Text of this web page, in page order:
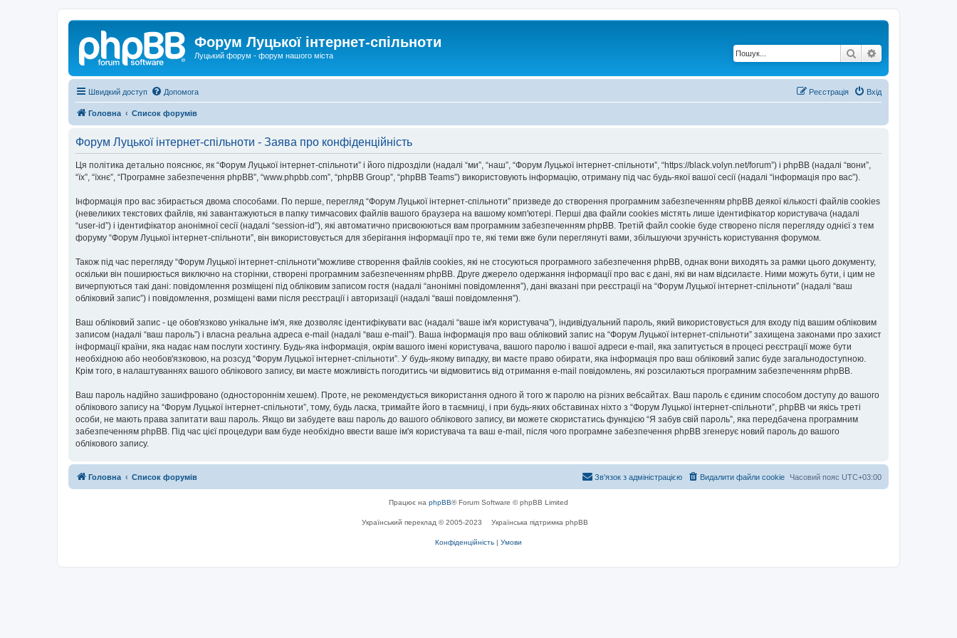
Форум Луцької інтернет-спільноти
Луцький форум - форум нашого міста Пошук
Швидкий доступ Допомога Вхід
Реєстрація
Головна Список форумів
Форум Луцької інтернет-спільноти - Заява про конфіденційність
Ця політика детально пояснює, як “Форум Луцької інтернет-спільноти” і його підрозділи (надалі “ми”, “наш”, “Форум Луцької інтернет-спільноти”, “https://black.volyn.net/forum”) і phpBB (надалі “вони”,
“їх”, “їхнє”, “Програмне забезпечення phpBB”, “www.phpbb.com”, “phpBB Group”, “phpBB Teams”) використовують інформацію, отриману під час будь-якої вашої сесії (надалі “інформація про вас”).
Інформація про вас збирається двома способами. По перше, перегляд “Форум Луцької інтернет-спільноти” призведе до створення програмним забезпеченням phpBB деякої кількості файлів cookies
(невеликих текстових файлів, які завантажуються в папку тимчасових файлів вашого браузера на вашому комп'ютері. Перші два файли cookies містять лише ідентифікатор користувача (надалі
“user-id”) і ідентифікатор анонімної сесії (надалі “session-id”), які автоматично присвоюються вам програмним забезпеченням phpBB. Третій файл cookie буде створено після перегляду однієї з тем
форуму “Форум Луцької інтернет-спільноти”, він використовується для зберігання інформації про те, які теми вже були переглянуті вами, збільшуючи зручність користування форумом.
Також під час перегляду “Форум Луцької інтернет-спільноти”можливе створення файлів cookies, які не стосуються програмного забезпечення phpBB, однак вони виходять за рамки цього документу,
оскільки він поширюється виключно на сторінки, створені програмним забезпеченням phpBB. Друге джерело одержання інформації про вас є дані, які ви нам відсилаєте. Ними можуть бути, і цим не
вичерпуються такі дані: повідомлення розміщені під обліковим записом гостя (надалі “анонімні повідомлення”), дані вказані при реєстрації на “Форум Луцької інтернет-спільноти” (надалі “ваш
обліковий запис”) і повідомлення, розміщені вами після реєстрації і авторизації (надалі “ваші повідомлення”).
Ваш обліковий запис - це обов'язково унікальне ім'я, яке дозволяє ідентифікувати вас (надалі “ваше ім'я користувача”), індивідуальний пароль, який використовується для входу під вашим обліковим
записом (надалі “ваш пароль”) і власна реальна адреса e-mail (надалі “ваш e-mail”). Ваша інформація про ваш обліковий запис на “Форум Луцької інтернет-спільноти” захищена законами про захист
інформації країни, яка надає нам послуги хостингу. Будь-яка інформація, окрім вашого імені користувача, вашого паролю і вашої адреси e-mail, яка запитується в процесі реєстрації може бути
необхідною або необов'язковою, на розсуд “Форум Луцької інтернет-спільноти”. У будь-якому випадку, ви маєте право обирати, яка інформація про ваш обліковий запис буде загальнодоступною.
Крім того, в налаштуваннях вашого облікового запису, ви маєте можливість погодитись чи відмовитись від отримання e-mail повідомлень, які розсилаються програмним забезпеченням phpBB.
Ваш пароль надійно зашифровано (одностороннім хешем). Проте, не рекомендується використання одного й того ж паролю на різних вебсайтах. Ваш пароль є єдиним способом доступу до вашого
облікового запису на “Форум Луцької інтернет-спільноти”, тому, будь ласка, тримайте його в таємниці, і при будь-яких обставинах ніхто з “Форум Луцької інтернет-спільноти”, phpBB чи якісь треті
особи, не мають права запитати ваш пароль. Якщо ви забудете ваш пароль до вашого облікового запису, ви можете скористатись функцією “Я забув свій пароль”, яка передбачена програмним
забезпеченням phpBB. Під час цієї процедури вам буде необхідно ввести ваше ім'я користувача та ваш e-mail, після чого програмне забезпечення phpBB згенерує новий пароль до вашого
облікового запису.
Головна Список форумів Часовий пояс UTC+03:00
Видалити файли cookie
Зв'язок з адміністрацією
Працює на phpBB® Forum Software © phpBB Limited
Український переклад © 2005-2023 Українська підтримка phpBB
Конфіденційність | Умови